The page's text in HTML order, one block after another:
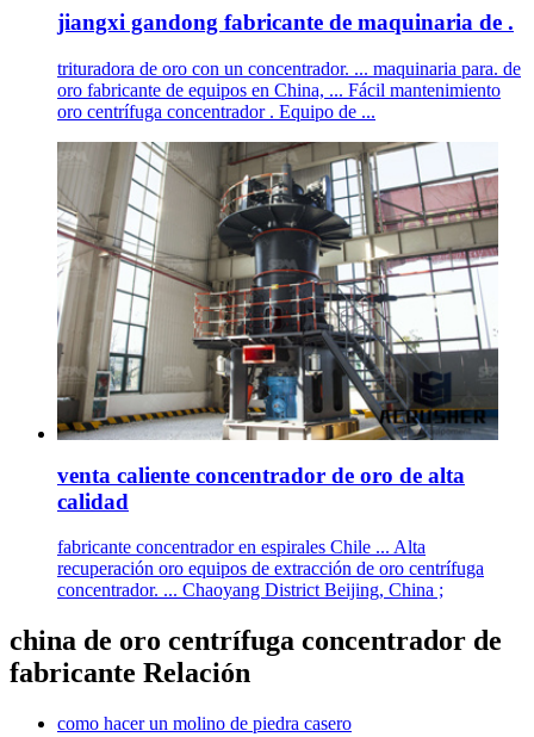
jiangxi gandong fabricante de maquinaria de .
trituradora de oro con un concentrador. ... maquinaria para. de
oro fabricante de equipos en China, ... Fácil mantenimiento
oro centrífuga concentrador . Equipo de ...
venta caliente concentrador de oro de alta
calidad
fabricante concentrador en espirales Chile ... Alta
recuperación oro equipos de extracción de oro centrífuga
concentrador. ... Chaoyang District Beijing, China ;
china de oro centrífuga concentrador de
fabricante Relación
como hacer un molino de piedra casero